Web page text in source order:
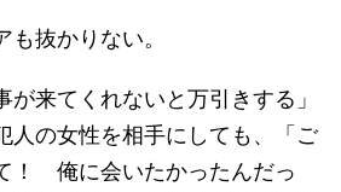
抜かりない。
が来てくれないと万引きする」
人の女性を相手にしても、「ご
！ 俺に会いたかったんだっ